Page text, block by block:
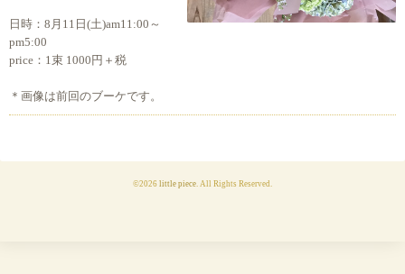
日時：8月11日(土)am11:00～
pm5:00
price：1束 1000円＋税
＊画像は前回のブーケです。
©2026 little piece. All Rights Reserved.